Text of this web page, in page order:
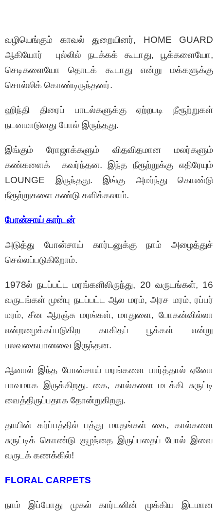
வழியெங்கும் காவல் துறையினர், HOME GUARD
ஆகியோர் புல்லில் நடக்கக் கூடாது, பூக்களையோ,
செடிகளையோ தொடக் கூடாது என்று மக்களுக்கு
சொல்லிக் கொண்டிருந்தனர்.
ஹிந்தி திரைப் பாடல்களுக்கு ஏற்றபடி நீரூற்றுகள்
நடனமாடுவது போல் இருந்தது.
இங்கும் ரோஜாக்களும் விதவிதமான மலர்களும்
கண்களைக் கவர்ந்தன. இந்த நீரூற்றுக்கு எதிரேயும்
LOUNGE இருந்தது. இங்கு அமர்ந்து கொண்டு
நீரூற்றுகளை கண்டு களிக்கலாம்.
போன்சாய் கார்டன்
அடுத்து போன்சாய் கார்டனுக்கு நாம் அழைத்துச்
செல்லப்படுகிறோம்.
1978ல் நடப்பட்ட மரங்களிலிருந்து, 20 வருடங்கள், 16
வருடங்கள் முன்பு நடப்பட்ட ஆல மரம், அரச மரம், ரப்பர்
மரம், சீன ஆரஞ்சு மரங்கள், மாதுளை, போகன்வில்லா
என்றழைக்கப்படுகிற காகிதப் பூக்கள் என்று
பலவகையானவை இருந்தன.
ஆனால் இந்த போன்சாய் மரங்களை பார்த்தால் ஏனோ
பாவமாக இருக்கிறது. கை, கால்களை மடக்கி சுருட்டி
வைத்திருப்பதாக தோன்றுகிறது.
தாயின் கர்ப்பத்தில் பத்து மாதங்கள் கை, கால்களை
சுருட்டிக் கொண்டு குழந்தை இருப்பதைப் போல் இவை
வருடக் கணக்கில்!
FLORAL CARPETS
நாம் இப்போது முகல் கார்டனின் முக்கிய இடமான